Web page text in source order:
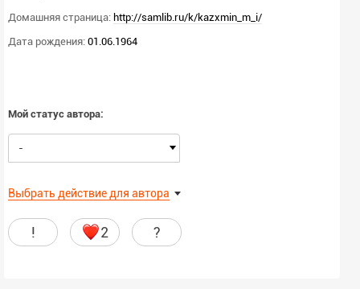
Домашняя страница: http://samlib.ru/k/kazxmin_m_i/
Дата рождения: 01.06.1964
Мой статус автора:
-
Выбрать действие для автора
! 2 ?